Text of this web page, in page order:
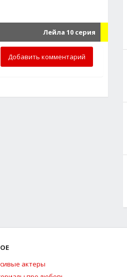
Лейла 10 серия
Добавить комментарий
актеры